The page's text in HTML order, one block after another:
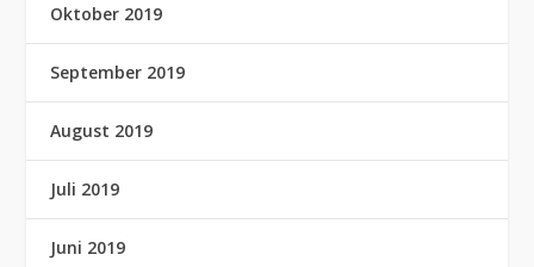
Oktober 2019
September 2019
August 2019
Juli 2019
Juni 2019